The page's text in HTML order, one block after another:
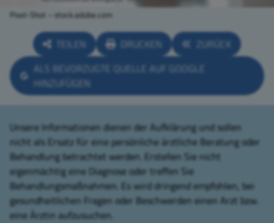
Pixel-Shot – stock.adobe.com
TEILEN DRUCKEN
ZURÜCK
ALS BEVORZUGTE QUELLE AUF GOOGLE
HINZUFÜGEN
Unsere Informationen dienen der Aufklärung und sollen
nicht als Ersatz für eine persönliche ärztliche Beratung oder
Behandlung betrachtet werden. Erstellen Sie nicht
eigenmächtig eine Diagnose oder treffen Sie
Behandlungsmaßnahmen. Es wird dringend empfohlen, bei
gesundheitlichen Fragen oder Beschwerden einen Arzt bzw.
eine Ärztin aufzusuchen.